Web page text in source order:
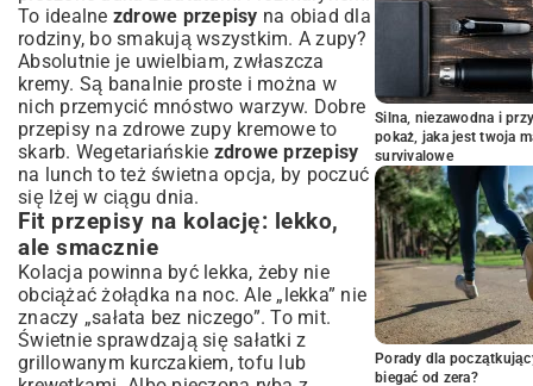
To idealne zdrowe przepisy na obiad dla
rodziny, bo smakują wszystkim. A zupy?
Absolutnie je uwielbiam, zwłaszcza
kremy. Są banalnie proste i można w
nich przemycić mnóstwo warzyw. Dobre
przepisy na zdrowe zupy kremoweto
skarb. Wegetariańskie zdrowe przepisy
na lunch to też świetna opcja, by poczuć
się lżej w ciągu dnia.
Fit przepisy na kolację: lekko,
ale smacznie
Kolacja powinna być lekka, żeby nie
obciążać żołądka na noc. Ale „lekka” nie
znaczy „sałata bez niczego”. To mit.
Świetnie sprawdzają się sałatki z
grillowanym kurczakiem, tofu lub
Silna, niezawodna i
pokaż, jaka jest twoja
survivalowe
Porady dla
biegać od zera?